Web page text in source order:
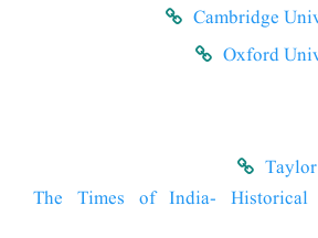
Cambridge
Oxford
The Times of India- Historical